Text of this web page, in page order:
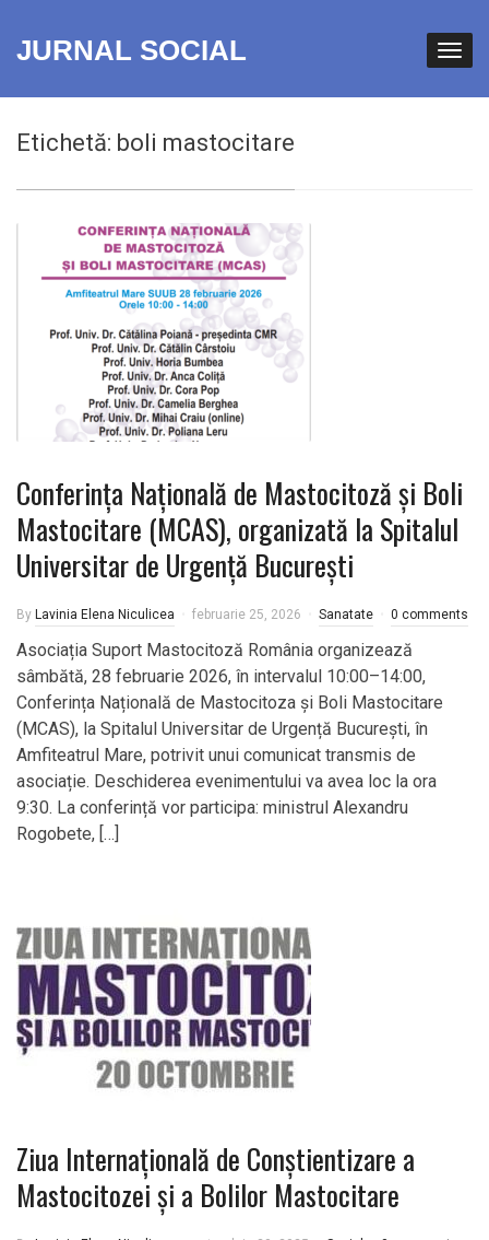
JURNAL SOCIAL
Etichetă: boli mastocitare
Conferința Națională de Mastocitoză și Boli
Mastocitare (MCAS), organizată la Spitalul
Universitar de Urgență București
By Lavinia Elena Niculicea februarie 25, 2026 Sanatate 0 comments
Asociația Suport Mastocitoză România organizează
sâmbătă, 28 februarie 2026, în intervalul 10:00–14:00,
Conferința Națională de Mastocitoza și Boli Mastocitare
(MCAS), la Spitalul Universitar de Urgență București, în
Amfiteatrul Mare, potrivit unui comunicat transmis de
asociație. Deschiderea evenimentului va avea loc la ora
9:30. La conferință vor participa: ministrul Alexandru
Rogobete, […]
Ziua Internațională de Conștientizare a
Mastocitozei și a Bolilor Mastocitare